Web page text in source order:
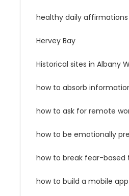
healthy daily affirmations
Hervey Bay
Historical sites in Albany
how to absorb
how to ask for remote
how to be emotionally
how to break fear-based
how to build a mobile app